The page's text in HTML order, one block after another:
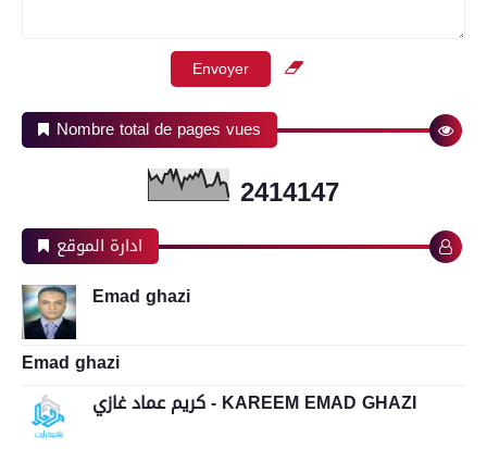
Nombre total de pages vues
2414147
ادارة الموقع
Emad ghazi
Emad ghazi
كريم عماد غازي - KAREEM EMAD GHAZI